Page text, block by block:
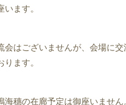
ます。
会はございませんが、会場に
ます。
海穗の在廊予定は御座いませ